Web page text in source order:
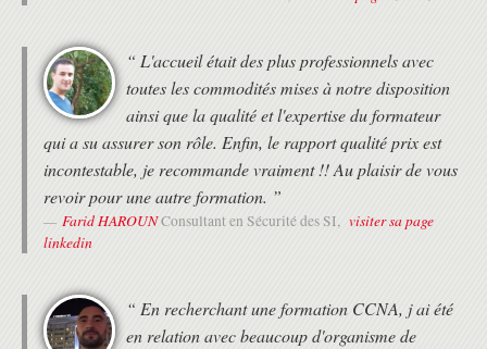
Immédiateté de résolution dans VMM
Intégrations VMM alternatives
INTÉGRATION DE VMWARE VCENTER VDS
Resolution Immediacy in VMM
Alternative VMM Integrations
DÉCRIRE LES INTÉGRATIONS DE LA COUCHE 4 À LA COUCHE 7
Insertion d'Appliance de service sans graphique de service ACI
L4-L7
L4-L7
Workflow de configuration du graphe de service
Introduction au graphique de service avec PBR
“ L'accueil était des plus professionnels avec
toutes les commodités mises à notre disposition
ainsi que la qualité et l'expertise du formateur
qui a su assurer son rôle. Enfin, le rapport qualité prix est
incontestable, je recommande vraiment !! Au plaisir de vous
revoir pour une autre formation. ”
Farid HAROUNConsultant en Sécurité des SI, visiter sa page
linkedin
“ En recherchant une formation CCNA, j ai été
en relation avec beaucoup d'organisme de